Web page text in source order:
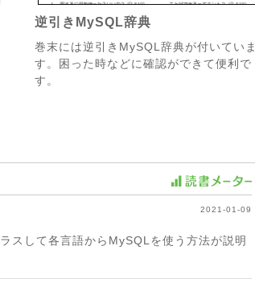
逆引きMySQL辞典
巻末には逆引きMySQL辞典が付いていま
す。困った時などに確認ができて便利で
す。
2021-01-09
スして各言語からMySQLを使う方法が説明